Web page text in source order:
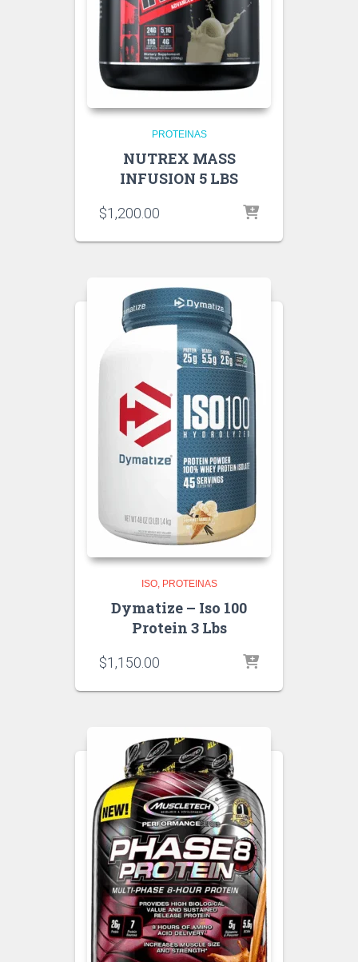
PROTEINAS
NUTREX MASS
INFUSION 5 LBS
$1,200.00
ISO PROTEINAS
Dymatize – Iso 100
Protein 3 Lbs
$1,150.00